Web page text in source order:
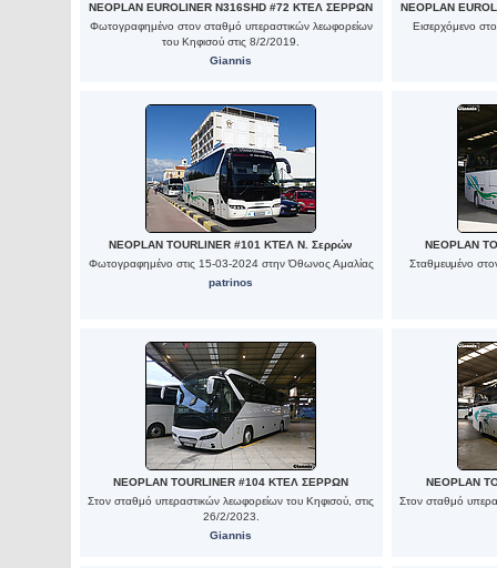
NEOPLAN EUROLINER N316SHD #72 ΚΤΕΛ ΣΕΡΡΩΝ
Φωτογραφημένο στον σταθμό υπεραστικών λεωφορείων
του Κηφισού στις 8/2/2019.
Giannis
NEOPLAN
Εισερχόμενο
NEOPLAN TOURLINER #101 ΚΤΕΛ Ν. Σερρών
Φωτογραφημένο στις 15-03-2024 στην Όθωνος Αμαλίας
patrinos
NEOPLAN
Σταθμευμένο
NEOPLAN TOURLINER #104 ΚΤΕΛ ΣΕΡΡΩΝ
Στον σταθμό υπεραστικών λεωφορείων του Κηφισού, στις
26/2/2023.
Giannis
NEOPLAN
Στον σταθμό